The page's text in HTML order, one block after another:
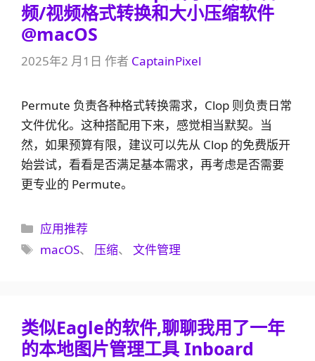
频/视频格式转换和大小压缩软件
@macOS
2025年2 月1日 作者 CaptainPixel
Permute 负责各种格式转换需求，Clop 则负责日常
文件优化。这种搭配用下来，感觉相当默契。当
然，如果预算有限，建议可以先从 Clop 的免费版开
始尝试，看看是否满足基本需求，再考虑是否需要
更专业的 Permute。
分
应用推荐
标
macOS、 压缩、文件管理
类似Eagle的软件,聊聊我用了一年
的本地图片管理工具 Inboard